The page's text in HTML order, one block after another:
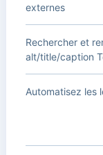
externes
Rechercher et
alt/title/caption
Automatisez les